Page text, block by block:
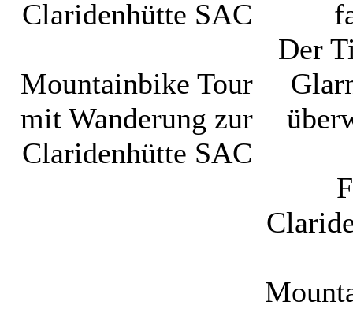
Claridenhütte SAC
Mountainbike Tour
mit Wanderung zur
Claridenhütte SAC
Der